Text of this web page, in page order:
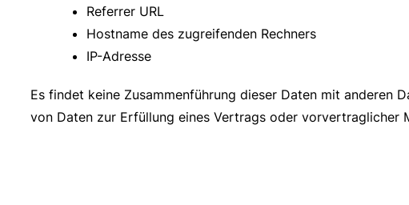
Referrer URL
Hostname des zugreifenden Rechners
IP-Adresse
Es findet keine Zusammenführung dieser Daten mit anderen
von Daten zur Erfüllung eines Vertrags oder vorvertraglicher